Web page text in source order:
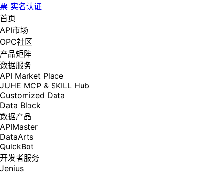
票 实名认证
首页
API市场
OPC社区
产品矩阵
数据服务
API Market Place
JUHE MCP & SKILL Hub
Customized Data
Data Block
数据产品
APIMaster
DataArts
QuickBot
开发者服务
Jenius